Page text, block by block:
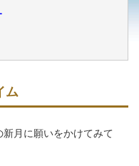
ム
月に願いをかけてみて